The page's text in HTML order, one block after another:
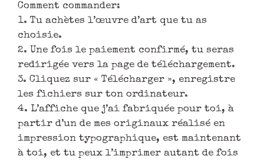
Comment commander:
1. Tu achètes l’œuvre d’art que tu as
choisie.
2. Une fois le paiement confirmé, tu seras
redirigée vers la page de téléchargement.
3. Cliquez sur « Télécharger », enregistre
les fichiers sur ton ordinateur.
4. L’affiche que j’ai fabriquée pour toi, à
partir d’un de mes originaux réalisé en
impression typographique, est maintenant
à toi, et tu peux l’imprimer autant de fois